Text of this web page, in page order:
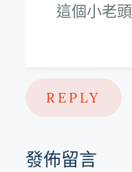
這個小老頭
REPLY
發佈留言